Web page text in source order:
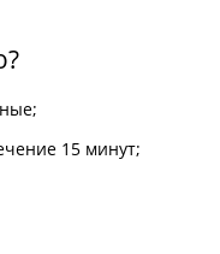
15 минут;